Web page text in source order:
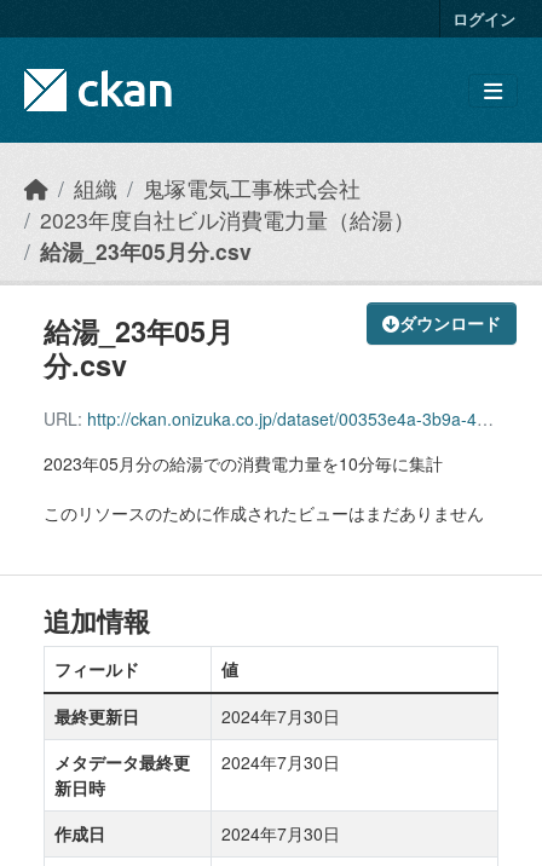
ログイン
組織
鬼塚電気工事株式会社
2023年度自社ビル消費電力量（給湯）
給湯_23年05月分.csv
ダウンロード
給湯_23年05月
分.csv
URL: http://ckan.onizuka.co.jp/dataset/00353e4a-3b9a-4b5b-862d-ab03a6462e39/resource/1d447bcd-00ab-4c4d-a026-e667dde2ee58/download/hotwatersupply_2305.csv
2023年05月分の給湯での消費電力量を10分毎に集計
このリソースのために作成されたビューはまだありません
追加情報
フィールド
値
最終更新日
2024年7月30日
メタデータ最終更
新日時
2024年7月30日
作成日
2024年7月30日